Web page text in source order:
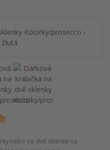
nebo na dvě sklenky na